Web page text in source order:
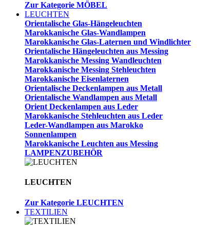
Zur Kategorie MÖBEL
LEUCHTEN
Orientalische Glas-Hängeleuchten
Marokkanische Glas-Wandlampen
Marokkanische Glas-Laternen und Windlichter
Orientalische Hängeleuchten aus Messing
Marokkanische Messing Wandleuchten
Marokkanische Messing Stehleuchten
Marokkanische Eisenlaternen
Orientalische Deckenlampen aus Metall
Orientalische Wandlampen aus Metall
Orient Deckenlampen aus Leder
Marokkanische Stehleuchten aus Leder
Leder-Wandlampen aus Marokko
Sonnenlampen
Marokkanische Leuchten aus Messing
LAMPENZUBEHÖR
LEUCHTEN
Zur Kategorie LEUCHTEN
TEXTILIEN